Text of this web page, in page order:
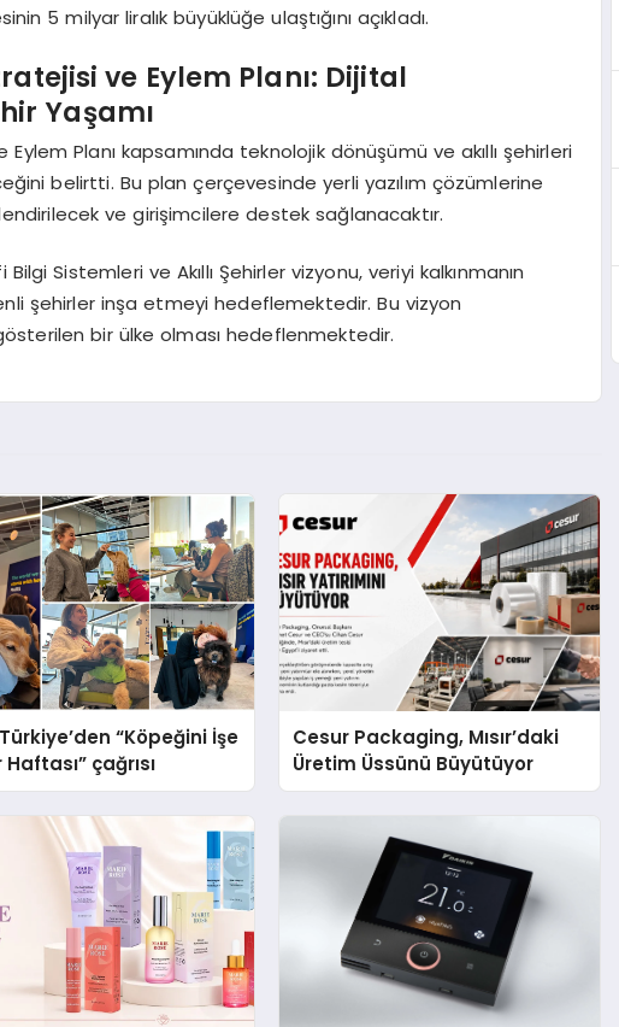
5 milyar liralık büyüklüğe ulaştığını açıkladı.
ve Eylem Planı: Dijital
Yaşamı
Eylem Planı kapsamında teknolojik dönüşümü ve akıllı şehirleri
belirtti. Bu plan çerçevesinde yerli yazılım çözümlerine
ve girişimcilere destek sağlanacaktır.
Bilgi Sistemleri ve Akıllı Şehirler vizyonu, veriyi kalkınmanın
şehirler inşa etmeyi hedeflemektedir. Bu vizyon
bir ülke olması hedeflenmektedir.
“Köpeğini İşe
çağrısı
Cesur Packaging, Mısır’daki
Üretim Üssünü Büyütüyor